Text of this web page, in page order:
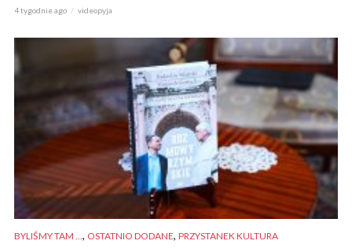
4 tygodnie ago videopyja
BYLIŚMY TAM ..., OSTATNIO DODANE, PRZYSTANEK KULTURA